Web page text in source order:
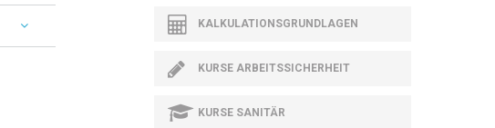
KALKULATIONSGRUNDLAGEN
KURSE ARBEITSSICHERHEIT
KURSE SANITÄR